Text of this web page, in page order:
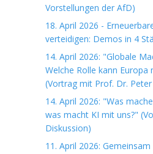
Vorstellungen der AfD)
18. April 2026 -
verteidigen: Demos in 4
14. April 2026: "Globale
Welche Rolle kann Europa
(Vortrag mit Prof. Dr.
14. April 2026: "Was
was macht KI mit uns?"
Diskussion)
11. April 2026: